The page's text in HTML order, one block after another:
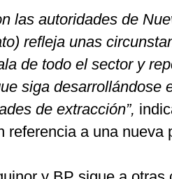
las autoridades de
refleja unas
de todo el sector y
siga desarrollándose
de extracción”,
referencia a una nueva